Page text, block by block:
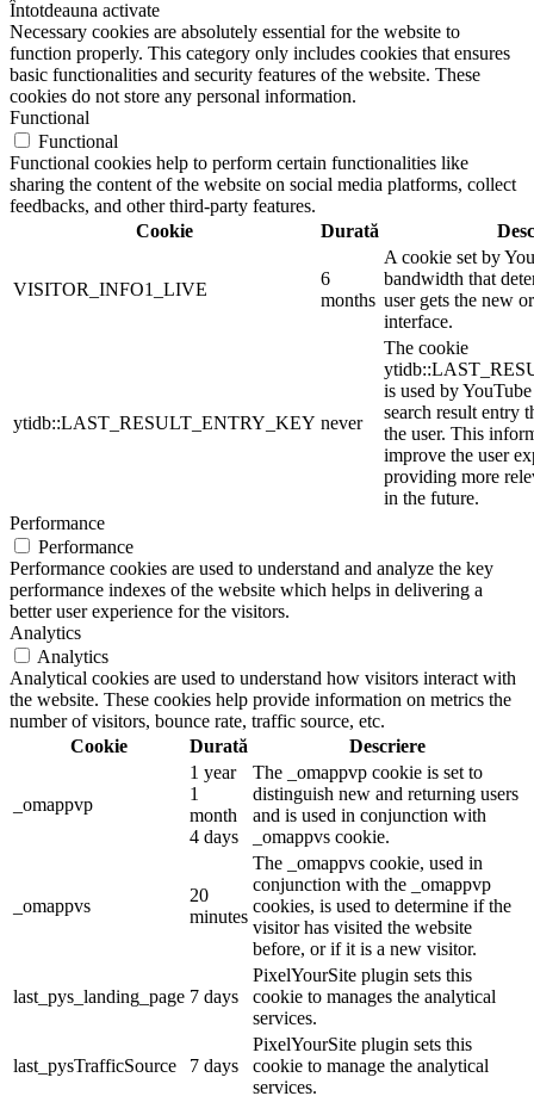
Întotdeauna activate
Necessary cookies are absolutely essential for the website to
function properly. This category only includes cookies that ensures
basic functionalities and security features of the website. These
cookies do not store any personal information.
Functional
Functional
Functional cookies help to perform certain functionalities like
sharing the content of the website on social media platforms, collect
feedbacks, and other third-party features.
Cookie
Durată
VISITOR_INFO1_LIVE
6
months
A cookie set by
bandwidth that
user gets the new
interface.
ytidb::LAST_RESULT_ENTRY_KEY never
The cookie
is used by
search result entry
the user. This
improve the user
providing more
in the future.
Performance
Performance
Performance cookies are used to understand and analyze the key
performance indexes of the website which helps in delivering a
better user experience for the visitors.
Analytics
Analytics
Analytical cookies are used to understand how visitors interact with
the website. These cookies help provide information on metrics the
number of visitors, bounce rate, traffic source, etc.
Cookie
Durată Descriere
_omappvp
1 year
1
month
4 days
The _omappvp cookie is set to
distinguish new and returning users
and is used in conjunction with
_omappvs cookie.
_omappvs
20
minutes
The _omappvs cookie, used in
conjunction with the _omappvp
cookies, is used to determine if the
visitor has visited the website
before, or if it is a new visitor.
last_pys_landing_page 7 days
PixelYourSite plugin sets this
cookie to manages the analytical
services.
last_pysTrafficSource 7 days
PixelYourSite plugin sets this
cookie to manage the analytical
services.